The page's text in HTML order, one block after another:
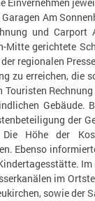
Am
und
Mitte gerichtete
regionalen
zu erreichen, die
Touristen
der
Die Höhe der
Ebenso
im
sowie der